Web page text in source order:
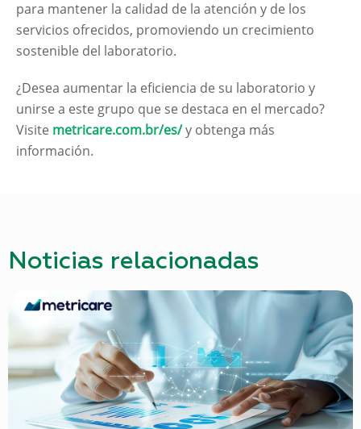
para mantener la calidad de la atención y de los
servicios ofrecidos, promoviendo un crecimiento
sostenible del laboratorio.
¿Desea aumentar la eficiencia de su laboratorio y
unirse a este grupo que se destaca en el mercado?
Visite metricare.com.br/es/y obtenga más
información.
Noticias relacionadas